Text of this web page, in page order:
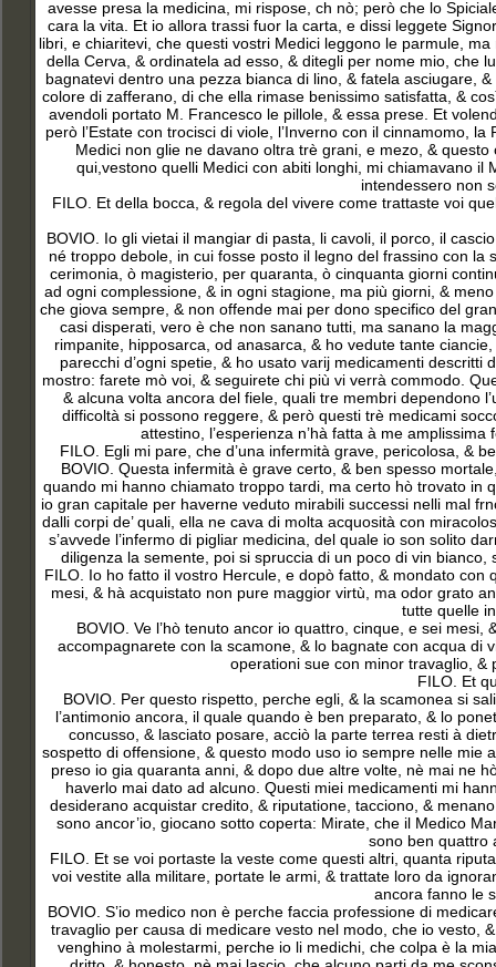
avesse presa la medicina, mi rispose, ch nò; però che lo
cara la vita. Et io allora trassi fuor la carta, e dissi leggete
libri, e chiaritevi, che questi vostri Medici leggono le parmule,
della Cerva, & ordinatela ad esso, & ditegli per nome mio, che
bagnatevi dentro una pezza bianca di lino, & fatela asciugare,
colore di zafferano, di che ella rimase benissimo satisfatta, &
avendoli portato M. Francesco le pillole, & essa prese. Et
però l’Estate con trocisci di viole, l’Inverno con il cinnamomo,
Medici non glie ne davano oltra trè grani, e mezo, &
qui,vestono quelli Medici con abiti longhi, mi chiamavano
intendessero non
FILO. Et della bocca, & regola del vivere come trattaste voi
BOVIO. Io gli vietai il mangiar di pasta, li cavoli, il porco, il
né troppo debole, in cui fosse posto il legno del frassino con
cerimonia, ò magisterio, per quaranta, ò cinquanta giorni
ad ogni complessione, & in ogni stagione, ma più giorni, &
che giova sempre, & non offende mai per dono specifico del
casi disperati, vero è che non sanano tutti, ma sanano la
rimpanite, hipposarca, od anasarca, & ho vedute tante
parecchi d’ogni spetie, & ho usato varij medicamenti
mostro: farete mò voi, & seguirete chi più vi verrà commodo.
& alcuna volta ancora del fiele, quali tre membri dependono
difficoltà si possono reggere, & però questi trè medicami
attestino, l’esperienza n’hà fatta à me
FILO. Egli mi pare, che d’una infermità grave, pericolosa, &
BOVIO. Questa infermità è grave certo, & ben spesso
quando mi hanno chiamato troppo tardi, ma certo hò trovato in
io gran capitale per haverne veduto mirabili successi nelli mal
dalli corpi de’ quali, ella ne cava di molta acquosità con
s’avvede l’infermo di pigliar medicina, del quale io son solito
diligenza la semente, poi si spruccia di un poco di vin
FILO. Io ho fatto il vostro Hercule, e dopò fatto, & mondato
mesi, & hà acquistato non pure maggior virtù, ma odor grato
tutte quelle
BOVIO. Ve l’hò tenuto ancor io quattro, cinque, e sei
accompagnarete con la scamone, & lo bagnate con acqua di
operationi sue con minor travaglio, &
FILO. Et
BOVIO. Per questo rispetto, perche egli, & la scamonea si
l’antimonio ancora, il quale quando è ben preparato, & lo
concusso, & lasciato posare, acciò la parte terrea resti à
sospetto di offensione, & questo modo uso io sempre nelle mie
preso io gia quaranta anni, & dopo due altre volte, nè mai ne
haverlo mai dato ad alcuno. Questi miei medicamenti mi
desiderano acquistar credito, & riputatione, tacciono, &
sono ancor’io, giocano sotto coperta: Mirate, che il Medico
sono ben quattro
FILO. Et se voi portaste la veste come questi altri, quanta
voi vestite alla militare, portate le armi, & trattate loro da
ancora fanno le
BOVIO. S’io medico non è perche faccia professione di
travaglio per causa di medicare vesto nel modo, che io vesto,
venghino à molestarmi, perche io li medichi, che colpa è la